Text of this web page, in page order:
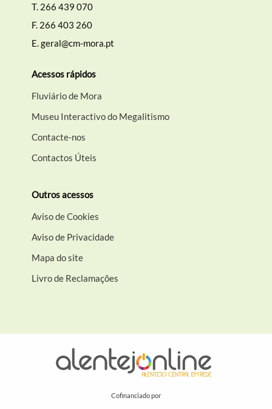
T. 266 439 070
F. 266 403 260
E.geral@cm-mora.pt
Acessos rápidos
Fluviário de Mora
Museu Interactivo do Megalitismo
Contacte-nos
Contactos Úteis
Outros acessos
Aviso de Cookies
Aviso de Privacidade
Mapa do site
Livro de Reclamações
Cofinanciado por